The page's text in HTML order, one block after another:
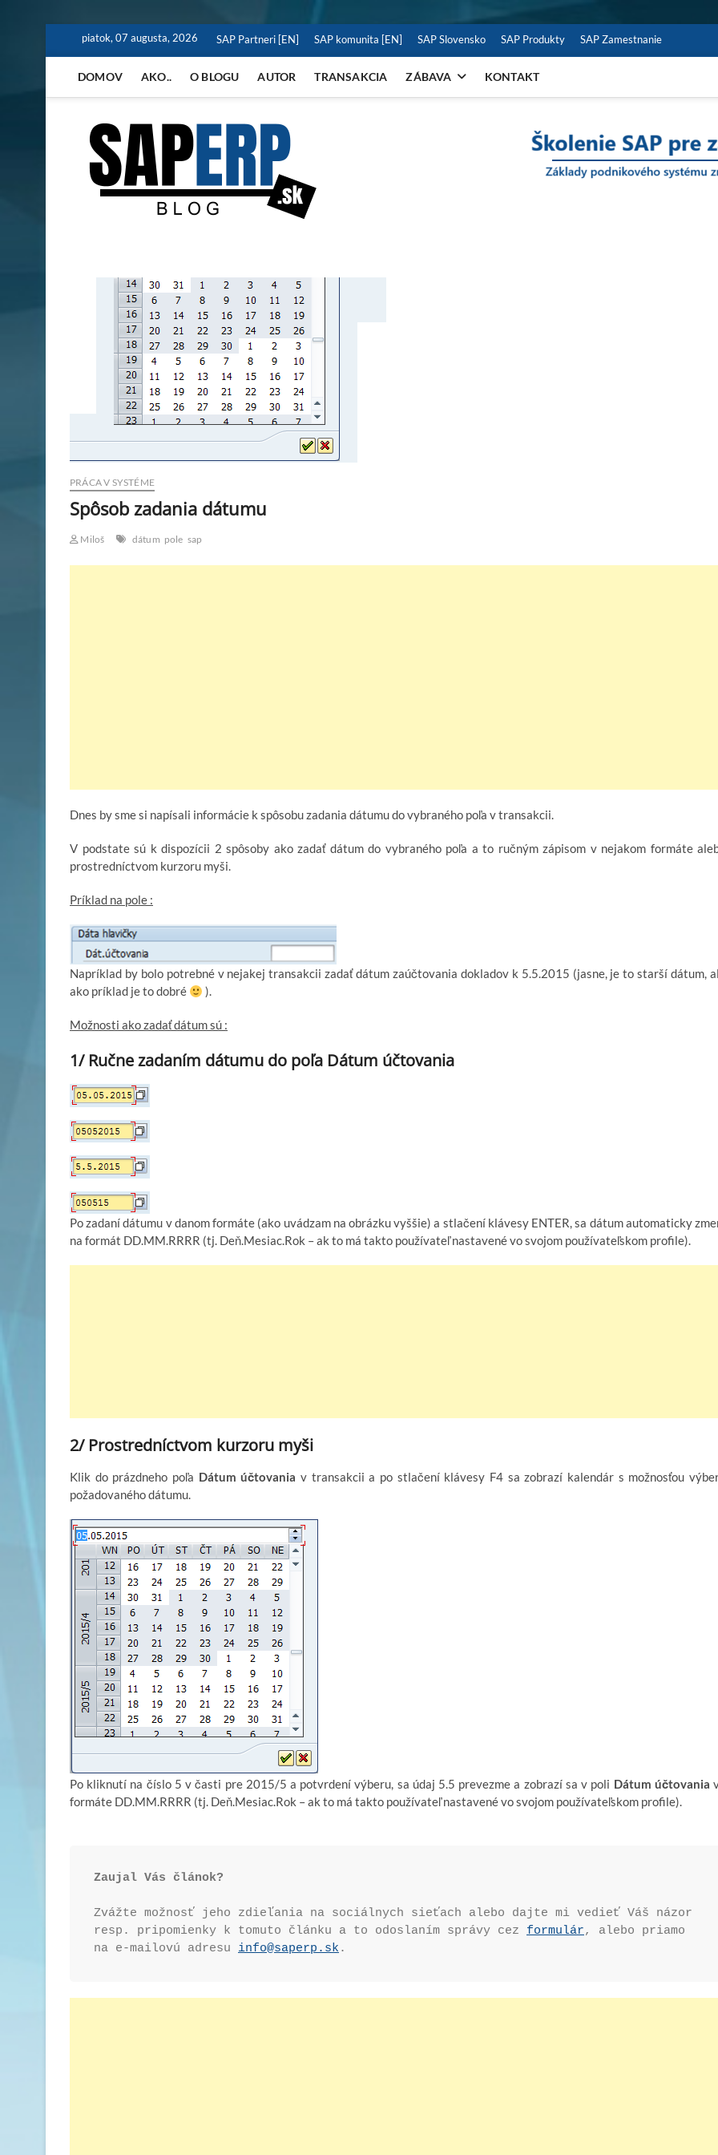
piatok, 07 augusta, 2026 SAP Partneri [EN] SAP komunita [EN] SAP Slovensko SAP Produkty SAP Zamestnanie
DOMOV AKO.. O BLOGU AUTOR TRANSAKCIA ZÁBAVA KONTAKT
SAP pre používateľov
PRÁCA V SYSTÉME
Spôsob zadania dátumu
Miloš dátum pole sap
Dnes by sme si napísali informácie k spôsobu zadania dátumu do vybraného poľa v transakcii.
V podstate sú k dispozícii 2 spôsoby ako zadať dátum do vybraného poľa a to ručným zápisom v nejakom formáte
prostredníctvom kurzoru myši.
Príklad na pole :
Napríklad by bolo potrebné v nejakej transakcii zadať dátum zaúčtovania dokladov k 5.5.2015 (jasne, je to starší dátum,
ako príklad je to dobré
).
Možnosti ako zadať dátum sú :
1/ Ručne zadaním dátumu do poľa Dátum účtovania
Po zadaní dátumu v danom formáte (ako uvádzam na obrázku vyššie) a stlačení klávesy ENTER, sa dátum automaticky
na formát DD.MM.RRRR (tj. Deň.Mesiac.Rok – ak to má takto používateľ nastavené vo svojom používateľskom profile).
2/ Prostredníctvom kurzoru myši
Klik do prázdneho poľa Dátum účtovania v transakcii a po stlačení klávesy F4 sa zobrazí kalendár s možnosťou
požadovaného dátumu.
Po kliknutí na číslo 5 v časti pre 2015/5 a potvrdení výberu, sa údaj 5.5 prevezme a zobrazí sa v poli Dátum účtovania
formáte DD.MM.RRRR (tj. Deň.Mesiac.Rok – ak to má takto používateľ nastavené vo svojom používateľskom profile).
Zvážte možnosť jeho zdieľania na sociálnych sieťach alebo dajte mi vedieť Váš názor
resp. pripomienky k tomuto článku a to odoslaním správy cez formulár, alebo priamo
na e-mailovú adresu info@saperp.sk .